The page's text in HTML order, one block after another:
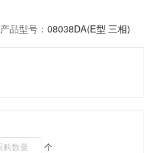
产品型号： 08038DA(E型 三相)
个